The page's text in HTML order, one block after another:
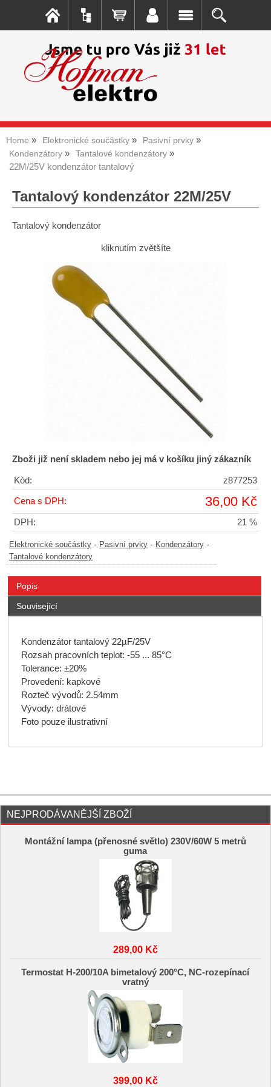
Home Elektronické součástky
Pasivní prvky
Kondenzátory
Tantalové kondenzátory
22M/25V kondenzátor tantalový
Tantalový kondenzátor 22M/25V
Tantalový kondenzátor
kliknutím zvětšíte
Zboži již není skladem nebo jej má v košíku jiný zákazník
Kód: z877253
Cena s DPH: 36,00 Kč
DPH: 21 %
Elektronické součástky - Pasivní prvky - Kondenzátory -
Tantalové kondenzátory
Popis
Související
Kondenzátor tantalový 22µF/25V
Rozsah pracovních teplot: -55 ... 85°C
Tolerance: ±20%
Provedení: kapkové
Rozteč vývodů: 2.54mm
Vývody: drátové
Foto pouze ilustrativní
NEJPRODÁVANĚJŠÍ ZBOŽÍ
Montážní lampa (přenosné světlo) 230V/60W 5 metrů
guma
289,00 Kč
Termostat H-200/10A bimetalový 200°C, NC-rozepínací
vratný
399,00 Kč